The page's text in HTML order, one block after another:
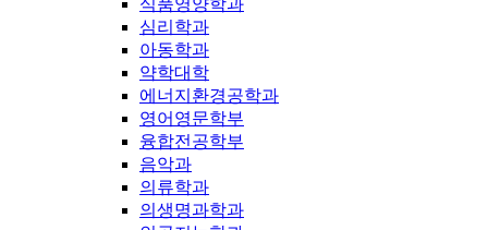
식품영양학과
심리학과
아동학과
약학대학
에너지환경공학과
영어영문학부
융합전공학부
음악과
의류학과
의생명과학과